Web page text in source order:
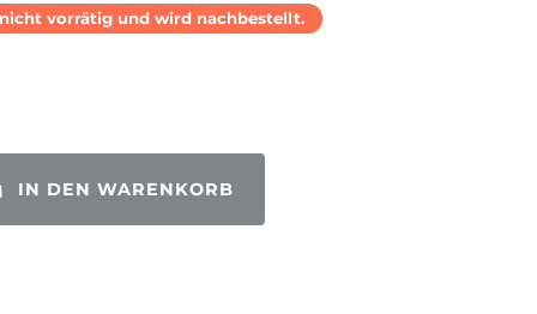
vorrätig und wird nachbestellt.
IN DEN WARENKORB